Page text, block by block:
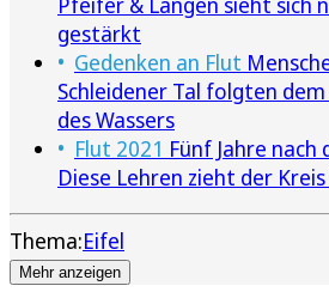
gestärkt
Gedenken an Flut
Schleidener Tal folgten
des Wassers
Flut 2021 Fünf Jahre nach
Diese Lehren zieht der
Thema:Eifel
Mehr anzeigen